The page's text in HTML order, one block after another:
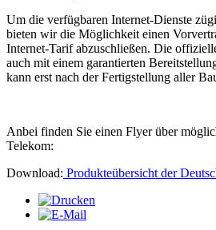
Um die verfügbaren Internet-Dienste
bieten wir die Möglichkeit einen
Internet-Tarif abzuschließen. Die
auch mit einem garantierten
kann erst nach der Fertigstellung aller
Anbei finden Sie einen Flyer über
Telekom:
Download: Produkteübersicht der